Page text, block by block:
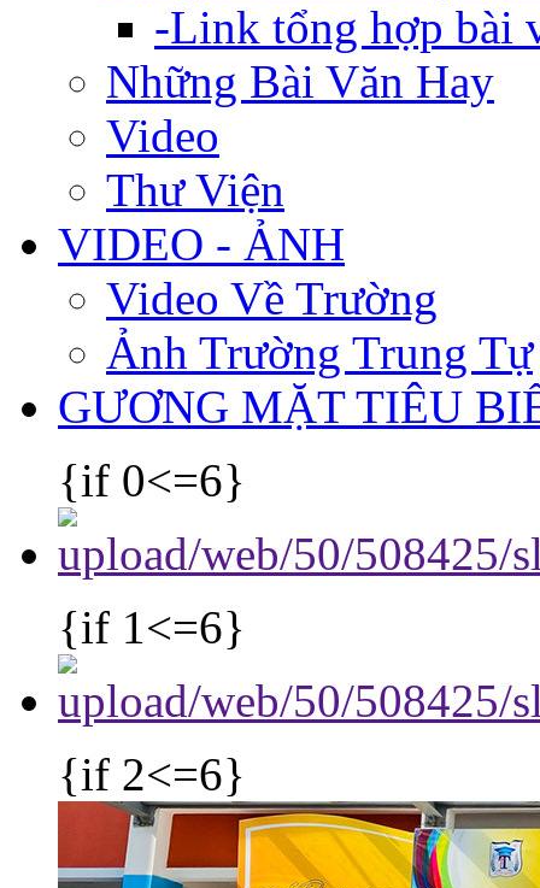
-Link tổng hợp bài
Những Bài Văn Hay
Video
Thư Viện
VIDEO - ẢNH
Video Về Trường
Ảnh Trường Trung Tự
GƯƠNG MẶT TIÊU
{if 0<=6}
{if 1<=6}
{if 2<=6}